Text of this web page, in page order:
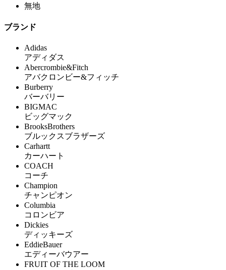
無地
ブランド
Adidas
アディダス
Abercrombie&Fitch
アバクロンビー&フィッチ
Burberry
バーバリー
BIGMAC
ビッグマック
BrooksBrothers
ブルックスブラザーズ
Carhartt
カーハート
COACH
コーチ
Champion
チャンピオン
Columbia
コロンビア
Dickies
ディッキーズ
EddieBauer
エディーバウアー
FRUIT OF THE LOOM